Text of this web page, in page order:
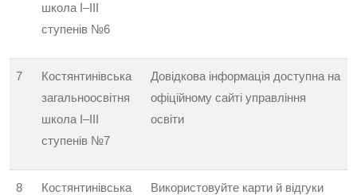
школа I–III
ступенів №6
7
Костянтинівська
загальноосвітня
школа I–III
ступенів №7
Довідкова інформація доступна на
офіційному сайті управління
освіти
8
Костянтинівська
Використовуйте карти й відгуки